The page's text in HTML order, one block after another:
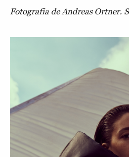
Fotografia de Andreas Ortner.